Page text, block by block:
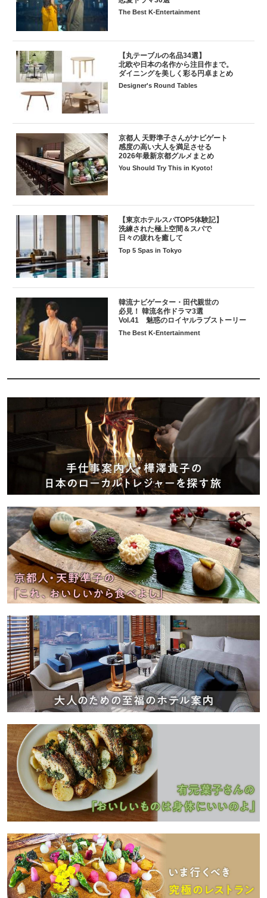
The Best K-Entertainment
【丸テーブルの名品34選】
北欧や日本の名作から注目作まで。
ダイニングを美しく彩る円卓まとめ
Designer's Round Tables
京都人 天野準子さんがナビゲート
感度の高い大人を満足させる
2026年最新京都グルメまとめ
You Should Try This in Kyoto!
【東京ホテルスパTOP5体験記】
洗練された極上空間＆スパで
日々の疲れを癒して
Top 5 Spas in Tokyo
韓流ナビゲーター・田代親世の
必見！ 韓流名作ドラマ3選
Vol.41 魅惑のロイヤルラブストーリー
The Best K-Entertainment